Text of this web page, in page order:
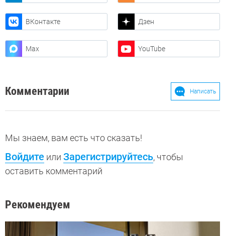
ВКонтакте Дзен
Max YouTube
Комментарии Написать
Мы знаем, вам есть что сказать!
Войдите или Зарегистрируйтесь, чтобы
оставить комментарий
Рекомендуем